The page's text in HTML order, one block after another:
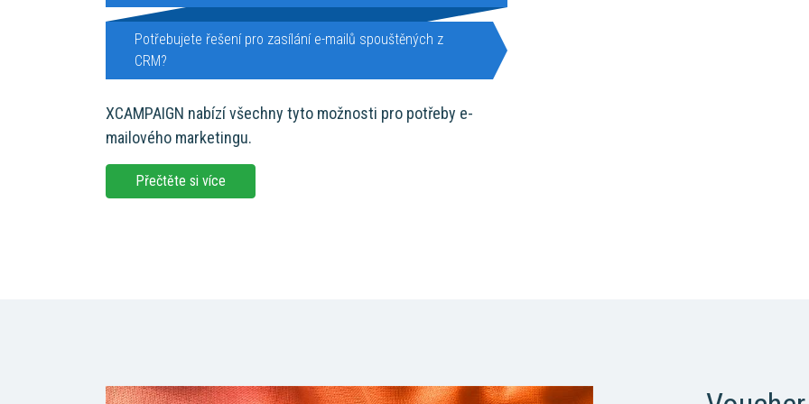
Potřebujete řešení pro zasílání e-mailů spouštěných z
CRM?
XCAMPAIGN nabízí všechny tyto možnosti pro potřeby e-
mailového marketingu.
Přečtěte si více